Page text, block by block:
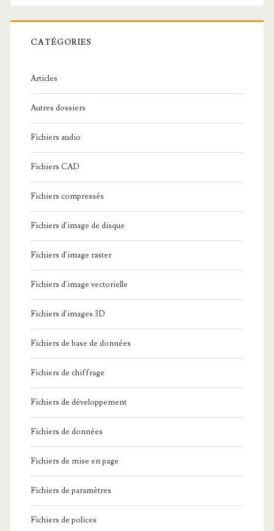
r
c
:
CATÉGORIES
Articles
Autres dossiers
Fichiers audio
Fichiers CAD
Fichiers compressés
Fichiers d'image de disque
Fichiers d'image raster
Fichiers d'image vectorielle
Fichiers d'images 3D
Fichiers de base de données
Fichiers de chiffrage
Fichiers de développement
Fichiers de données
Fichiers de mise en page
Fichiers de paramètres
Fichiers de polices